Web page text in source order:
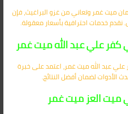
ميت غمر وتعاني من غزو البراغيث، فإن
خدمات احترافية بأسعار معقولة.
كفر علي عبد الله ميت غمر
عبد الله ميت غمر، اعتمد على خبرة
الأدوات لضمان أفضل النتائج.
ميت العز ميت غمر